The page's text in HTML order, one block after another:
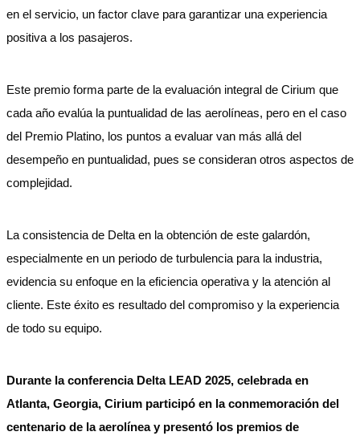
en el servicio, un factor clave para garantizar una experiencia
positiva a los pasajeros.
Este premio forma parte de la evaluación integral de Cirium que
cada año evalúa la puntualidad de las aerolíneas, pero en el caso
del Premio Platino, los puntos a evaluar van más allá del
desempeño en puntualidad, pues se consideran otros aspectos de
complejidad.
La consistencia de Delta en la obtención de este galardón,
especialmente en un periodo de turbulencia para la industria,
evidencia su enfoque en la eficiencia operativa y la atención al
cliente. Este éxito es resultado del compromiso y la experiencia
de todo su equipo.
Durante la conferencia Delta LEAD 2025, celebrada en
Atlanta, Georgia, Cirium participó en la conmemoración del
centenario de la aerolínea y presentó los premios de